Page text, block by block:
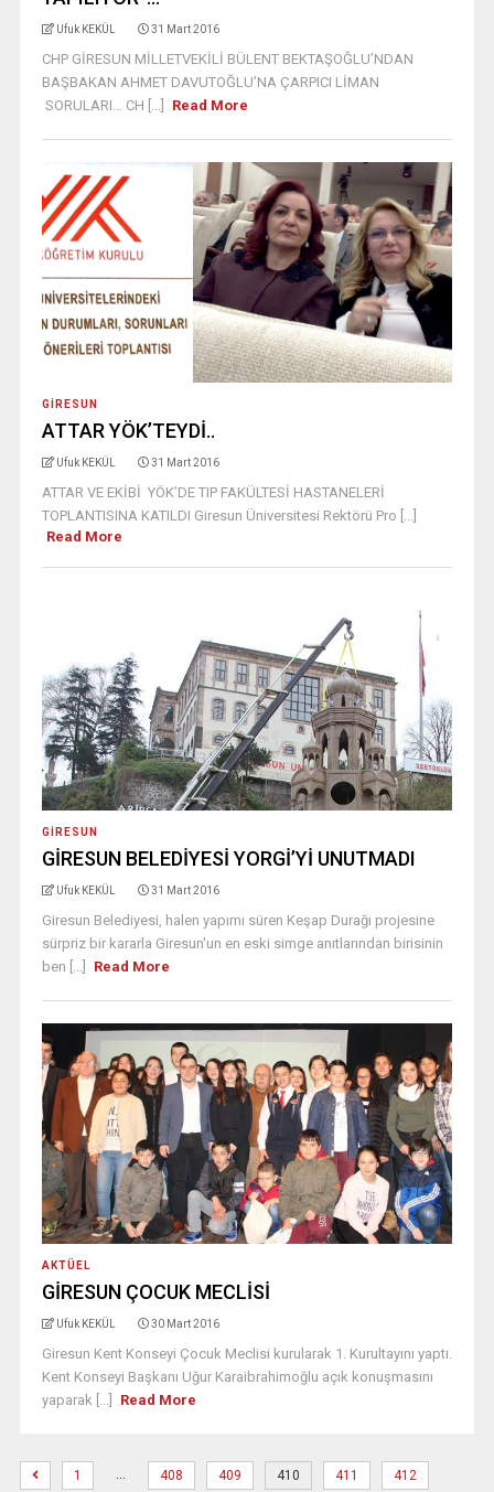
Ufuk KEKÜL 31 Mart 2016
CHP GİRESUN MİLLETVEKİLİ BÜLENT BEKTAŞOĞLU’NDAN
BAŞBAKAN AHMET DAVUTOĞLU’NA ÇARPICI LİMAN
SORULARI… CH [...]
Read More
GIRESUN
ATTAR YÖK’TEYDİ..
Ufuk KEKÜL 31 Mart 2016
ATTAR VE EKİBİ YÖK’DE TIP FAKÜLTESİ HASTANELERİ
TOPLANTISINA KATILDI Giresun Üniversitesi Rektörü Pro [...]
Read More
GIRESUN
GİRESUN BELEDİYESİ YORGİ’Yİ UNUTMADI
Ufuk KEKÜL 31 Mart 2016
Giresun Belediyesi, halen yapımı süren Keşap Durağı projesine
sürpriz bir kararla Giresun'un en eski simge anıtlarından birisinin
ben [...]
Read More
AKTÜEL
GİRESUN ÇOCUK MECLİSİ
Ufuk KEKÜL 30 Mart 2016
Giresun Kent Konseyi Çocuk Meclisi kurularak 1. Kurultayını yaptı.
Kent Konseyi Başkanı Uğur Karaibrahimoğlu açık konuşmasını
yaparak [...]
Read More
1 … 408 409 410 411 412